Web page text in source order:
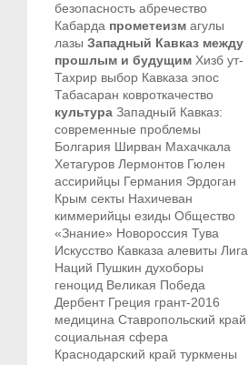
безопасность абречество
Кабарда прометеизм агулы
лазы Западный Кавказ между
прошлым и будущим Хизб ут-
Тахрир выбор Кавказа эпос
Табасаран ковроткачество
культура Западный Кавказ:
современные проблемы
Болгария Ширван Махачкала
Хетагуров Лермонтов Гюлен
ассирийцы Германия Эрдоган
Крым секты Нахичеван
киммерийцы езиды Общество
«Знание» Новороссия Тува
Искусство Кавказа алевиты Лига
Наций Пушкин духоборы
геноцид Великая Победа
Дербент Греция грант-2016
медицина Ставропольский край
социальная сфера
Краснодарский край туркмены